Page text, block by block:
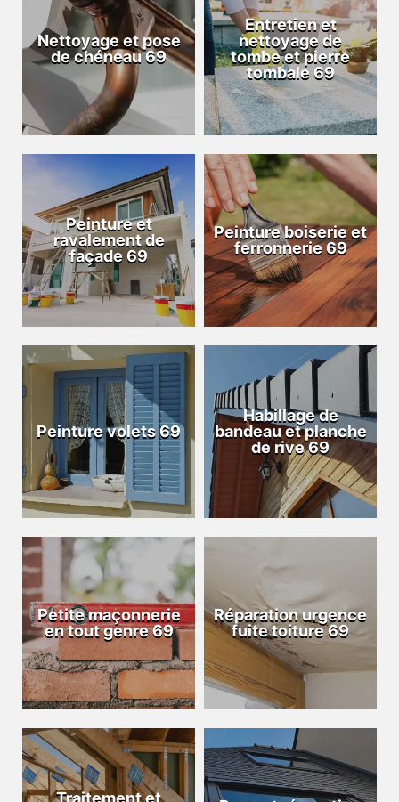
Nettoyage et pose
de chéneau 69
Entretien et
nettoyage de
tombe et pierre
tombale 69
Peinture et
ravalement de
façade 69
Peinture boiserie et
ferronnerie 69
Peinture volets 69
Habillage de
bandeau et planche
de rive 69
Petite maçonnerie
en tout genre 69
Réparation urgence
fuite toiture 69
Traitement et